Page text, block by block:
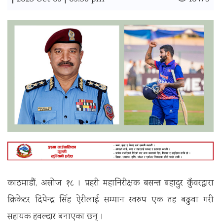
काठमाडाैं, असोज १८ । प्रहरी महानिरीक्षक बसन्त बहादुर कुँवरद्वारा
क्रिकेटर दिपेन्द्र सिंह ऐरीलाई सम्मान स्वरुप एक तह बढुवा गरी
सहायक हवल्दार बनाएका छन् ।